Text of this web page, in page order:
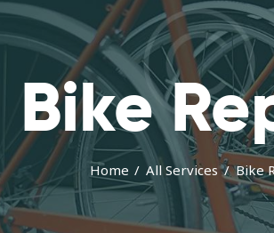
Bike
Home All Services Bike
KONTAKT
GALERIA
BLOG